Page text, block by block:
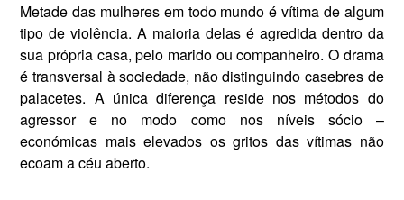
Metade das mulheres em todo mundo é vítima de algum
tipo de violência. A maioria delas é agredida dentro da
sua própria casa, pelo marido ou companhei­ro. O drama
é transversal à sociedade, não distinguindo casebres de
palacetes. A única diferença reside nos métodos do
agressor e no modo como nos níveis só­cio –
económicas mais elevados os gritos das vítimas não
ecoam a céu aberto.